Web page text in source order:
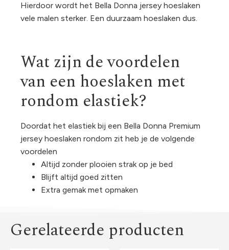
Hierdoor wordt het Bella Donna jersey hoeslaken
vele malen sterker. Een duurzaam hoeslaken dus.
Wat zijn de voordelen
van een hoeslaken met
rondom elastiek?
Doordat het elastiek bij een Bella Donna Premium
jersey hoeslaken rondom zit heb je de volgende
voordelen
Altijd zonder plooien strak op je bed
Blijft altijd goed zitten
Extra gemak met opmaken
Gerelateerde producten